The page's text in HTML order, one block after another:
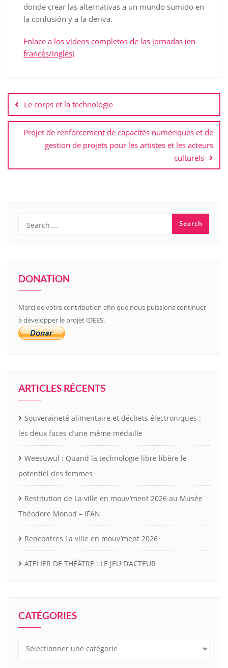
donde crear las alternativas a un mundo sumido en
la confusión y a la deriva.
Enlace a los vídeos completos de las jornadas (en
francés/inglés)
de
l’article
Le corps et la technologie
Projet de renforcement de capacités numériques et de
gestion de projets pour les artistes et les acteurs
culturels
DONATION
Merci de votre contribution afin que nous puissions continuer
à développer le projet IDEES.
ARTICLES RÉCENTS
Souveraineté alimentaire et déchets électroniques :
les deux faces d’une même médaille
Weesuwul : Quand la technologie libre libère le
potentiel des femmes
Restitution de La ville en mouv’ment 2026 au Musée
Théodore Monod – IFAN
Rencontres La ville en mouv’ment 2026
ATELIER DE THÉÂTRE : LE JEU D’ACTEUR
CATÉGORIES
Catégories